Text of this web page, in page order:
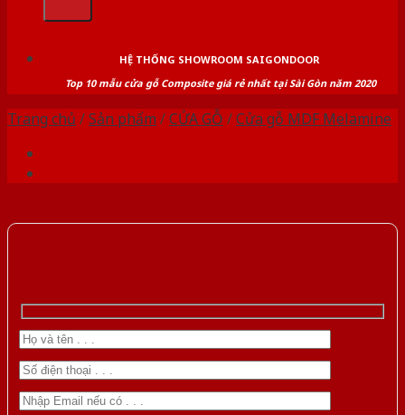
HỆ THỐNG SHOWROOM SAIGONDOOR
Top 10 mẫu cửa gỗ Composite giá rẻ nhất tại Sài Gòn năm 2020
Trang chủ /Sản phẩm /CỬA GỖ /Cửa gỗ MDF Melamine